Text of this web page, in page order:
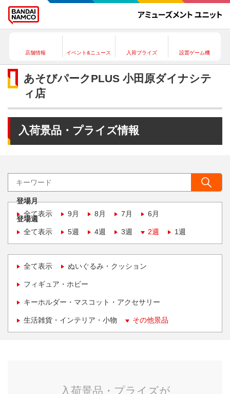
店舗情報 イベント&ニュース 入荷プライズ 設置ゲーム機
あそびパークPLUS 小田原ダイナシテ
ィ店
入荷景品・プライズ情報
登場月
全て表示
9月 8月 7月 6月
登場週
全て表示
5週 4週 3週 2週 1週
全て表示 ぬいぐるみ・クッション
フィギュア・ホビー
キーホルダー・マスコット・アクセサリー
生活雑貨・インテリア・小物 その他景品